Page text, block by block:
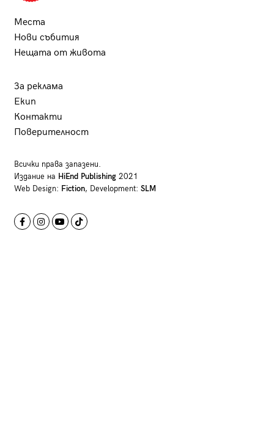
Места
Нови събития
Нещата от живота
За реклама
Екип
Контакти
Поверителност
Всички права запазени.
Издание на HiEnd Publishing2021
Web Design: Fiction, Development: SLM